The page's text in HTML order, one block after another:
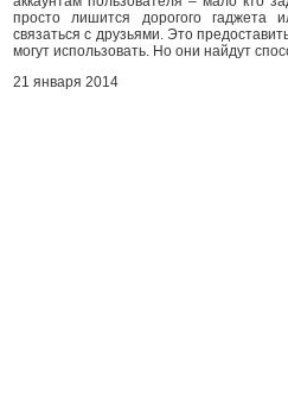
просто лишится дорогого гаджета
связаться с друзьями. Это
могут использовать. Но они найдут
21 января 2014